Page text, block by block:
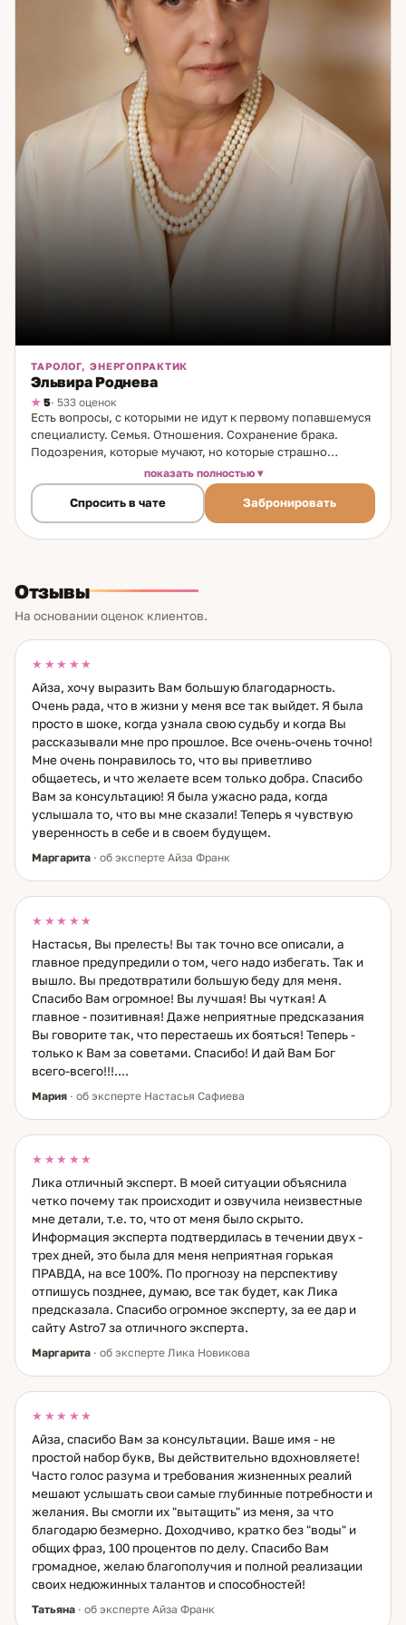
ТАРОЛОГ, ЭНЕРГОПРАКТИК
Эльвира Роднева
5· 533 оценок
Есть вопросы, с которыми не идут к первому попавшемуся
специалисту. Семья. Отношения. Сохранение брака.
Подозрения, которые мучают, но которые страшно
подтвердить. Ко мне приходят именно с этим — и я знаю,
как с этим работать. Я таролог и энергопрактик, в практике
15 лет. Основа моей работы — цыганские карты Таро: живая
традиция с глубоким символическим языком. Рядом —
практики чистки (воск, свинец), переданные мне
помогаю с самым болезненным: сохранение брака и
счастья, когда человек устал быть одиноким или
несчастным рядом с кем-то. Работа с атмосферой в доме —
то, что влияет на отношения и на состояние каждого члена
восстановления связи и работа по возврату истинных
чувств. Когда между людьми что-то сломалось — это не
всегда приговор. Иногда это накопившееся напряжение,
обиды, чужие влияния. Работа с этим слоем даёт
результаты там, где обычные разговоры не помогают.
Также помогаю разобраться в окружении: кто рядом по-
настоящему, а кто создаёт видимость. Это неприятное
знание — но оно освобождает. Если вы чувствуете, что в
семье что-то пошло не так и нужно действовать — я здесь.
показать полностью
Спросить в чате Забронировать
Отзывы
На основании оценок клиентов.
★★★★★
Айза, хочу выразить Вам большую благодарность.
Очень рада, что в жизни у меня все так выйдет. Я была
просто в шоке, когда узнала свою судьбу и когда Вы
рассказывали мне про прошлое. Все очень-очень точно!
Мне очень понравилось то, что вы приветливо
общаетесь, и что желаете всем только добра. Спасибо
Вам за консультацию! Я была ужасно рада, когда
услышала то, что вы мне сказали! Теперь я чувствую
уверенность в себе и в своем будущем.
Маргарита · об эксперте Айза Франк
★★★★★
Настасья, Вы прелесть! Вы так точно все описали, а
главное предупредили о том, чего надо избегать. Так и
вышло. Вы предотвратили большую беду для меня.
Спасибо Вам огромное! Вы лучшая! Вы чуткая! А
главное - позитивная! Даже неприятные предсказания
Вы говорите так, что перестаешь их бояться! Теперь -
только к Вам за советами. Спасибо! И дай Вам Бог
всего-всего!!!....
Мария · об эксперте Настасья Сафиева
★★★★★
Лика отличный эксперт. В моей ситуации объяснила
четко почему так происходит и озвучила неизвестные
мне детали, т.е. то, что от меня было скрыто.
Информация эксперта подтвердилась в течении двух -
трех дней, это была для меня неприятная горькая
ПРАВДА, на все 100%. По прогнозу на перспективу
отпишусь позднее, думаю, все так будет, как Лика
предсказала. Спасибо огромное эксперту, за ее дар и
сайту Astro7 за отличного эксперта.
Маргарита · об эксперте Лика Новикова
★★★★★
Айза, спасибо Вам за консультации. Ваше имя - не
простой набор букв, Вы действительно вдохновляете!
Часто голос разума и требования жизненных реалий
мешают услышать свои самые глубинные потребности и
желания. Вы смогли их "вытащить" из меня, за что
благодарю безмерно. Доходчиво, кратко без "воды" и
общих фраз, 100 процентов по делу. Спасибо Вам
громадное, желаю благополучия и полной реализации
своих недюжинных талантов и способностей!
Татьяна · об эксперте Айза Франк